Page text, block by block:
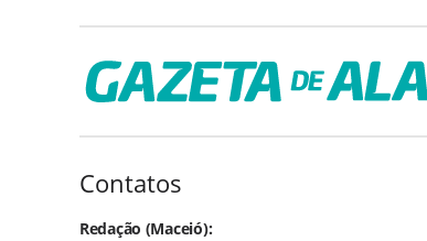
Contatos
Redação (Maceió):